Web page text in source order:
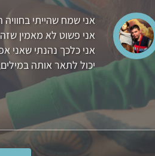
אני שמח שהייתי בחוויה
אני פשוט לא מאמין
אני כלכך נהנתי שאני
יכול לתאר אותה
ממליץ לכולם להיות בה